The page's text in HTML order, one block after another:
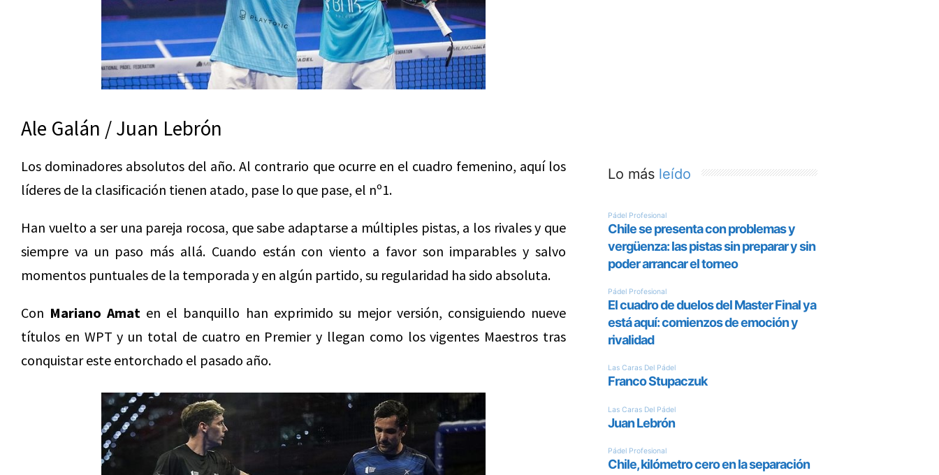
Ale Galán / Juan Lebrón
Los dominadores absolutos del año. Al contrario que ocurre en el cuadro femenino, aquí los
líderes de la clasificación tienen atado, pase lo que pase, el nº1.
Han vuelto a ser una pareja rocosa, que sabe adaptarse a múltiples pistas, a los rivales y que
siempre va un paso más allá. Cuando están con viento a favor son imparables y salvo
momentos puntuales de la temporada y en algún partido, su regularidad ha sido absoluta.
Con Mariano Amat en el banquillo han exprimido su mejor versión, consiguiendo nueve
títulos en WPT y un total de cuatro en Premier y llegan como los vigentes Maestros tras
conquistar este entorchado el pasado año.
Lo más leído